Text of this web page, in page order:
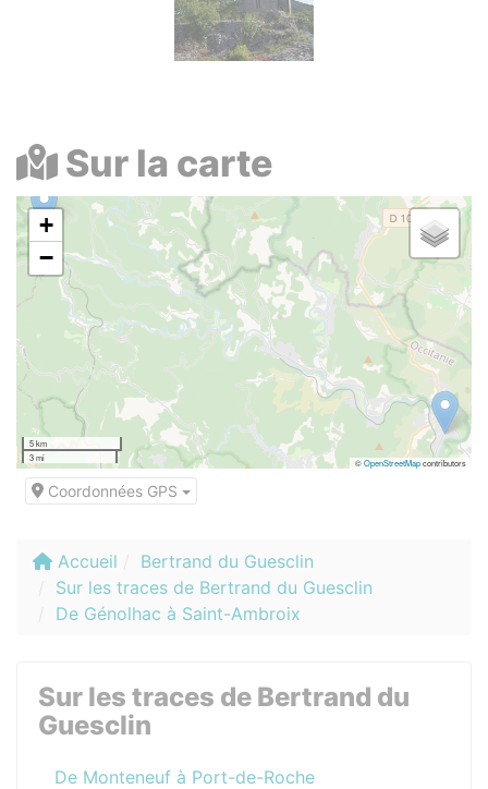
Sur la carte
+
−
5 km
3 mi
©OpenStreetMapcontributors
Coordonnées GPS
Accueil
Bertrand du Guesclin
Sur les traces de Bertrand du Guesclin
De Génolhac à Saint-Ambroix
Sur les traces de Bertrand du
Guesclin
De Monteneuf à Port-de-Roche